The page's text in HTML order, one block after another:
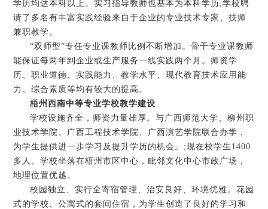
学历均达本科以上。实习指导教师也基本为本科学历;学校聘
请了多名有丰富实践经验来自于企业的专业技术专家、技师
兼职教学。
“双师型”专任专业课教师比例不断增加。骨干专业课教师
能保证每两年到企业或生产服务一线实践两个月。师资学
历、职业道德、实践能力、教学水平、现代教育技术应用能
力、综合素质等均有较大的提高。
梧州西南中等专业学校教学建设
学校设施齐全，师资力量雄厚。与广西师范大学、柳州职
业技术学院、广西工程技术学院、广西演艺学院联合办学，
为学生提供进一步学习及提升学历的机会。;现在校学生1400
多人。学校坐落在梧州市区中心，毗邻文化中心市政广场，
地理位置优越。
校园独立、实行全寄宿管理、治安良好、环境优雅。花园
式的学校、公寓式的套间住宿，为学生创造了良好的学习和